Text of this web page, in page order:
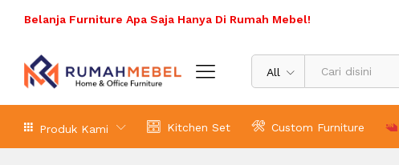
Belanja Furniture Apa Saja Hanya Di Rumah Mebel!
All
Produk Kami Kitchen Set Custom Furniture